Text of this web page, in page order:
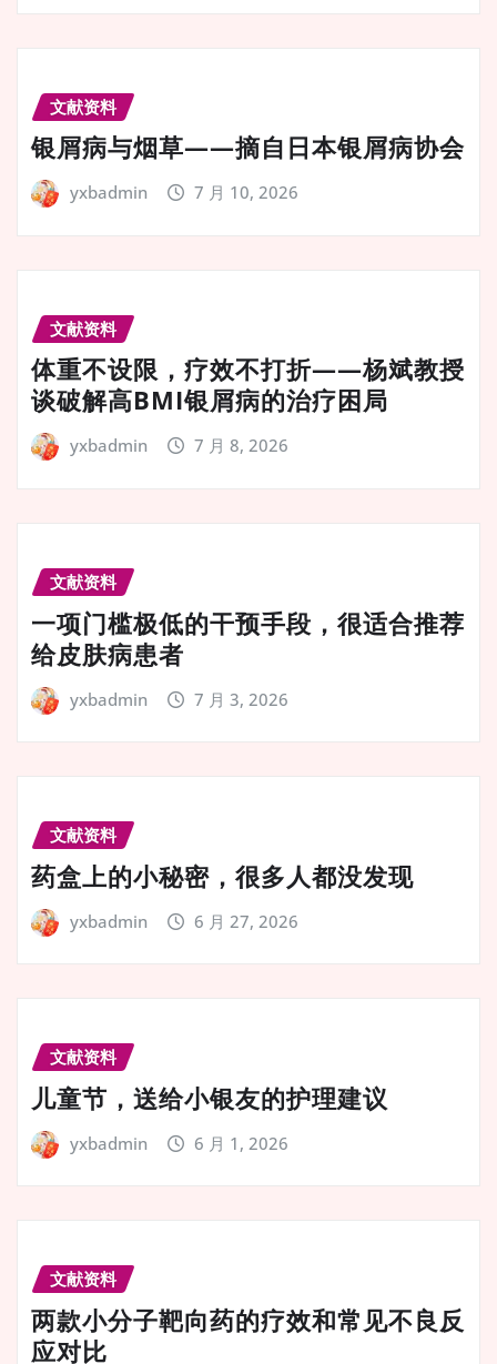
文献资料
银屑病与烟草——摘自日本银屑病协会
yxbadmin 7 月 10, 2026
文献资料
体重不设限，疗效不打折——杨斌教授
谈破解高BMI银屑病的治疗困局
yxbadmin 7 月 8, 2026
文献资料
一项门槛极低的干预手段，很适合推荐
给皮肤病患者
yxbadmin 7 月 3, 2026
文献资料
药盒上的小秘密，很多人都没发现
yxbadmin 6 月 27, 2026
文献资料
儿童节，送给小银友的护理建议
yxbadmin 6 月 1, 2026
文献资料
两款小分子靶向药的疗效和常见不良反
应对比